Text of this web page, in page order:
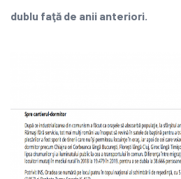
dublu faţă de anii anteriori.